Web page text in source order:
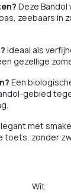
Deze
zeebaars in
Ideaal als
gezellige
Een
gebied
met
toets, zonder
Wit